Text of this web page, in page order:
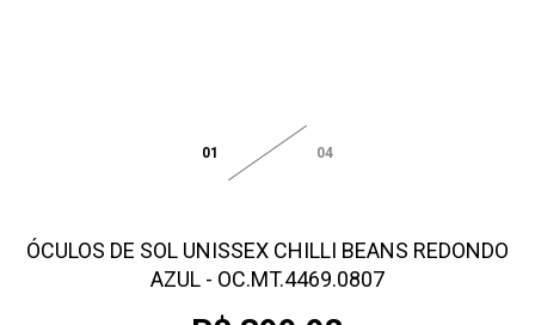
01 04
ÓCULOS DE SOL UNISSEX CHILLI BEANS REDONDO
AZUL - OC.MT.4469.0807